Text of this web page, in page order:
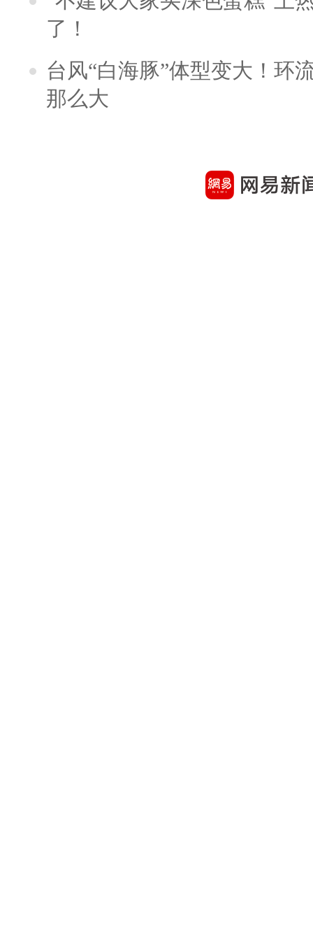
了！
台风“白海豚”体型变大！环
那么大